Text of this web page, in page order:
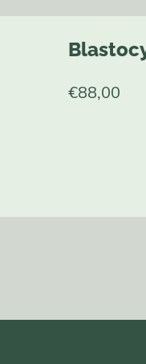
€88,00